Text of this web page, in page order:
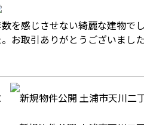
を感じさせない綺麗な建物で
。お取引ありがとうございました